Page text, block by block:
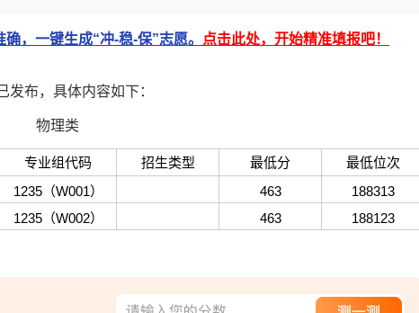
，一键生成“冲-稳-保”志愿。 点击此处，开始精准填报吧！
布，具体内容如下：
物理类
专业组代码 招生类型 最低分
最低位次
1235（W001） 463
188313
1235（W002） 463 188123